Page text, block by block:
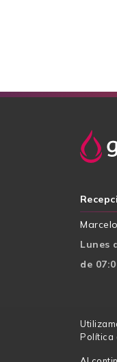
Política
Lunes
de